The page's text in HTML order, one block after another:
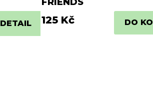
DETAIL 125 Kč DO